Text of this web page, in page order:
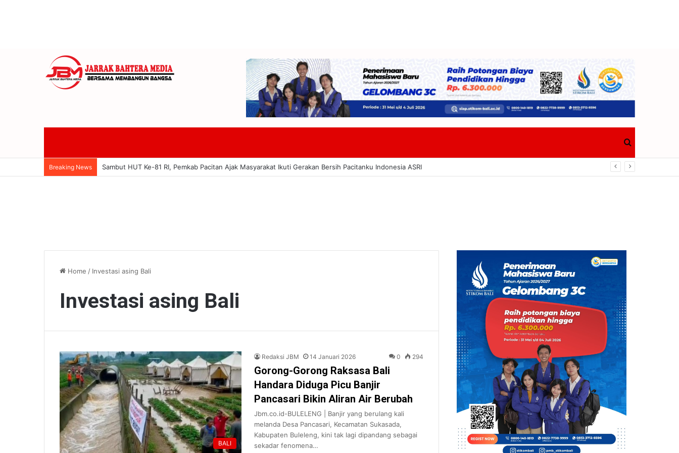
for
Breaking News Anom Gumanti Pimpin Raker Banggar DPRD Badung Dan TAPD Bahas KUA-PPAS 2027 Tekankan Program Harus Berdampak Nyata Bagi Masyarakat
Home / Investasi asing Bali
Investasi asing Bali
BALI
Redaksi JBM 14 Januari 2026 0 294
Gorong-Gorong Raksasa Bali
Handara Diduga Picu Banjir
Pancasari Bikin Aliran Air Berubah
Jbm.co.id-BULELENG | Banjir yang berulang kali
melanda Desa Pancasari, Kecamatan Sukasada,
Kabupaten Buleleng, kini tak lagi dipandang sebagai
sekadar fenomena…